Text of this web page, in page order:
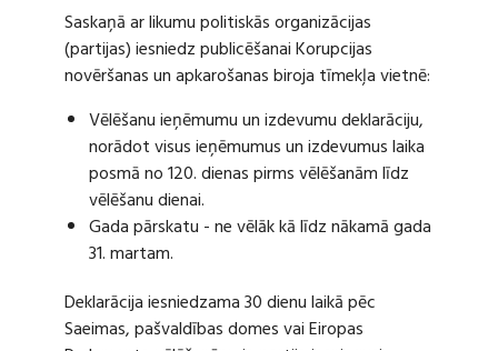
Saskaņā ar likumu politiskās organizācijas
(partijas) iesniedz publicēšanai Korupcijas
novēršanas un apkarošanas biroja tīmekļa vietnē:
Vēlēšanu ieņēmumu un izdevumu deklarāciju,
norādot visus ieņēmumus un izdevumus laika
posmā no 120. dienas pirms vēlēšanām līdz
vēlēšanu dienai.
Gada pārskatu - ne vēlāk kā līdz nākamā gada
31. martam.
Deklarācija iesniedzama 30 dienu laikā pēc
Saeimas, pašvaldības domes vai Eiropas